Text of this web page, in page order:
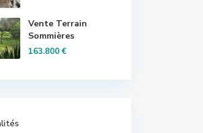
Vente Terrain
Sommières
163.800 €